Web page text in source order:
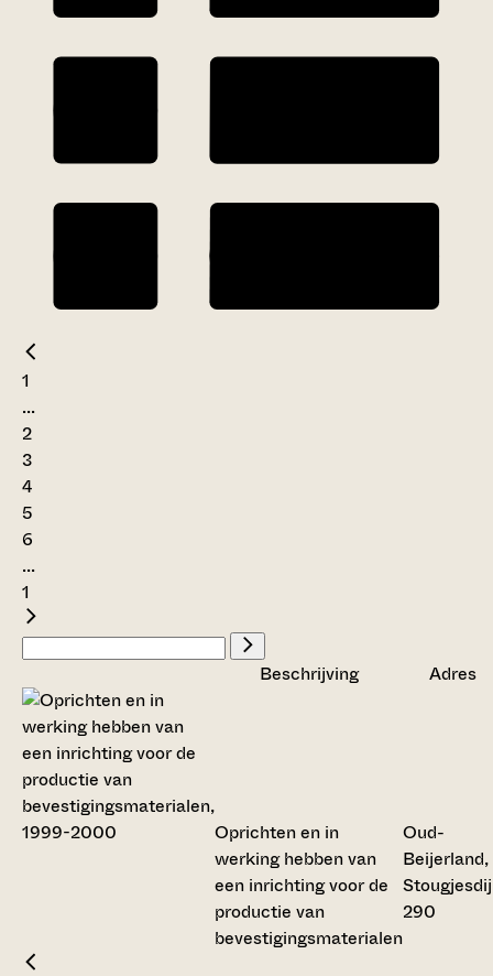
1
...
2
3
4
5
6
...
1
Beschrijving Adres
Oprichten en in
werking hebben van
een inrichting voor de
productie van
bevestigingsmaterialen
Oud-
Beijerland,
290